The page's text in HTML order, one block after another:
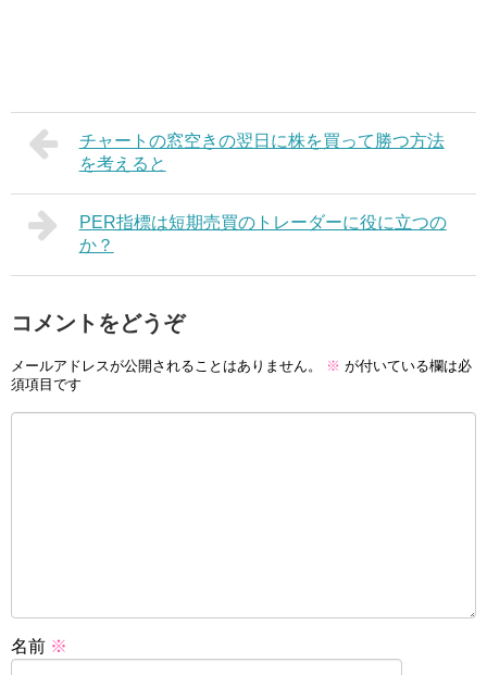
チャートの窓空きの翌日に株を買って勝つ方法
を考えると
PER指標は短期売買のトレーダーに役に立つの
か？
コメントをどうぞ
メールアドレスが公開されることはありません。 ※ が付いている欄は必
須項目です
名前 ※